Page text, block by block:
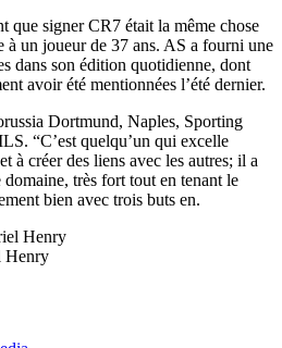
que signer CR7 était la même chose
à un joueur de 37 ans. AS a fourni une
dans son édition quotidienne, dont
avoir été mentionnées l’été dernier.
Dortmund, Naples, Sporting
“C’est quelqu’un qui excelle
à créer des liens avec les autres; il a
très fort tout en tenant le
bien avec trois buts en.
Henry